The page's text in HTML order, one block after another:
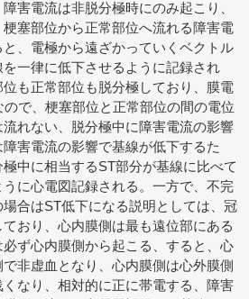
害電流は非脱分極時にのみ起こり、
塞部位から正常部位へ流れる障害電
、電極から遠ざかっていくベクトル
一律に低下させるように記録され
も正常部位も脱分極しており、膜電
で、梗塞部位と正常部位の間の電位
れない、脱分極中に障害電流の影響
害電流の影響で基線が低下するた
中に相当するST部分が基線に比べて
に心電図記録される。一方で、不完
合はST低下になる説明としては、冠
おり、心内膜側は最も遠位部にある
ず心内膜側から起こる、すると、心
非虚血となり、心内膜側は心外膜側
なり、相対的に正に帯電する、障害